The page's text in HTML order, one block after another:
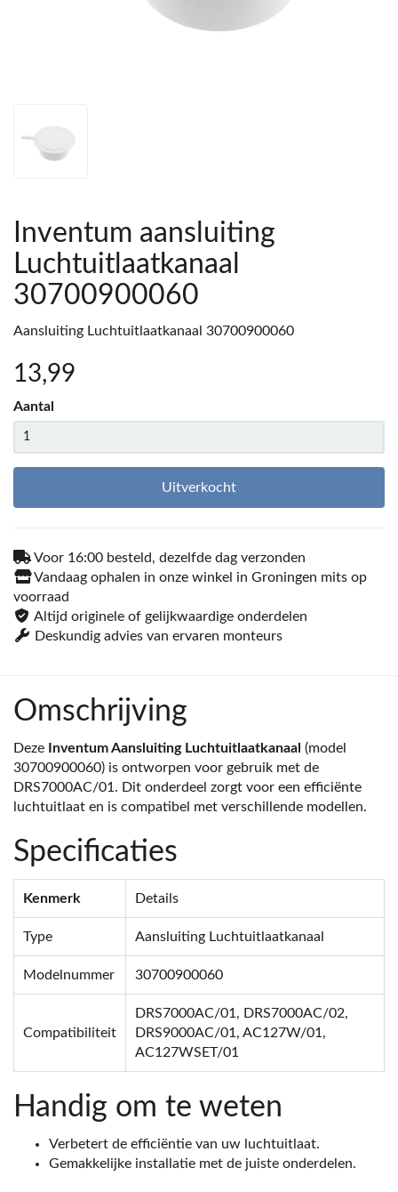
Inventum aansluiting
Luchtuitlaatkanaal
30700900060
Aansluiting Luchtuitlaatkanaal 30700900060
13,99
Aantal
Uitverkocht
Voor 16:00 besteld, dezelfde dag verzonden
Vandaag ophalen in onze winkel in Groningen mits op
voorraad
Altijd originele of gelijkwaardige onderdelen
Deskundig advies van ervaren monteurs
Omschrijving
Deze Inventum Aansluiting Luchtuitlaatkanaal (model
30700900060) is ontworpen voor gebruik met de
DRS7000AC/01. Dit onderdeel zorgt voor een efficiënte
luchtuitlaat en is compatibel met verschillende modellen.
Specificaties
Kenmerk Details
Type Aansluiting Luchtuitlaatkanaal
Modelnummer 30700900060
Compatibiliteit
DRS7000AC/01, DRS7000AC/02,
DRS9000AC/01, AC127W/01,
AC127WSET/01
Handig om te weten
Verbetert de efficiëntie van uw luchtuitlaat.
Gemakkelijke installatie met de juiste onderdelen.